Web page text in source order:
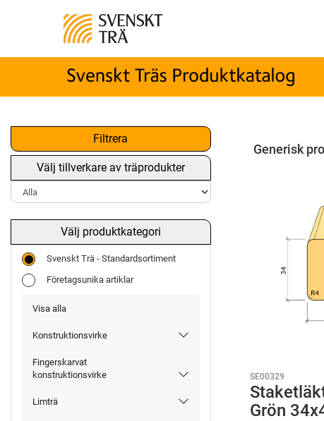
Filtrera
Välj tillverkare av träprodukter
Välj produktkategori
Svenskt Trä - Standardsortiment
Företagsunika artiklar
Visa alla
Konstruktionsvirke
Fingerskarvat
konstruktionsvirke
Limträ
Generisk
SE00329
Grön